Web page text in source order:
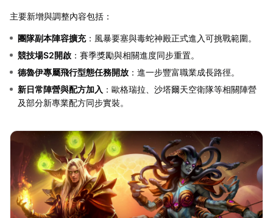
主要新增與調整內容包括：
團隊副本陣容擴充：風暴要塞與毒蛇神殿正式進入可挑戰範圍。
競技場S2開啟 ：賽季獎勵與相關進度同步重置。
德魯伊專屬飛行型態任務開放 ：進一步豐富職業成長路徑。
新日常陣營與配方加入 ：歐格瑞拉、沙塔爾天空衛隊等相關陣營
及部分新專業配方同步實裝。